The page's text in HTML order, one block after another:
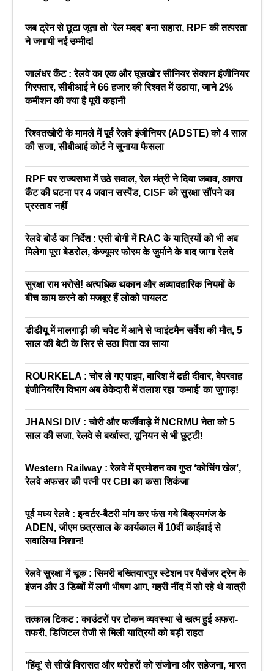
जब ट्रेन से छूटा जूता तो ‘रेल मदद’ बना सहारा, RPF की तत्परता
ने जगायी नई उम्मीद!
जालंधर कैंट : रेलवे का एक और घूसखोर सीनियर सेक्शन इंजीनियर
गिरफ्तार, सीबीआई ने 66 हजार की रिश्वत में उठाया, जाने 2%
कमीशन की क्या है पूरी कहानी
रिश्वतखोरी के मामले में पूर्व रेलवे इंजीनियर (ADSTE) को 4 साल
की सजा, सीबीआई कोर्ट ने सुनाया फैसला
RPF पर राज्यसभा में उठे सवाल, रेल मंत्री ने दिया जबाव, आगरा
कैंट की घटना पर 4 जवान सस्पेंड, CISF को सुरक्षा सौंपने का
प्रस्ताव नहीं
रेलवे बोर्ड का निर्देश : एसी बोगी में RAC के यात्रियों को भी अब
मिलेगा पूरा बेडरोल, कंज्यूमर फोरम के जुर्माने के बाद जागा रेलवे
सुरक्षा राम भरोसे! अत्यधिक थकान और अव्यावहारिक नियमों के
बीच काम करने को मजबूर हैं लोको पायलट
डीडीयू में मालगाड़ी की चपेट में आने से प्वाइंटमैन सर्वेश की मौत, 5
साल की बेटी के सिर से उठा पिता का साया
ROURKELA : चोर ले गए पाइप, बारिश में ढही दीवार, बेपरवाह
इंजीनियरिंग विभाग अब ठेकेदारी में तलाश रहा ‘कमाई’ का जुगाड़!
JHANSI DIV : चोरी और फर्जीवाड़े में NCRMU नेता को 5
साल की सजा, रेलवे से बर्खास्त, यूनियन से भी छुट्टी!
Western Railway : रेलवे में प्रमोशन का गुप्त ‘कोचिंग खेल’,
रेलवे अफसर की पत्नी पर CBI का कसा शिकंजा
पूर्व मध्य रेलवे : इन्वर्टर-बैटरी मांग कर फंस गये बिक्रमगंज के
ADEN, जीएम छत्रसाल के कार्यकाल में 10वीं काईवाई से
सवालिया निशान!
रेलवे सुरक्षा में चूक : सिमरी बख्तियारपुर स्टेशन पर पैसेंजर ट्रेन के
इंजन और 3 डिब्बों में लगी भीषण आग, गहरी नींद में सो रहे थे यात्री
तत्काल टिकट : काउंटरों पर टोकन व्यवस्था से खत्म हुई अफरा-
तफरी, डिजिटल तेजी से मिली यात्रियों को बड़ी राहत
‘हिंदू’ से सीखें विरासत और धरोहरों को संजोना और सहेजना, भारत